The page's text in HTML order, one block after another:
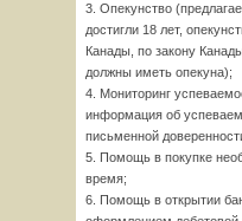
3. Опекунство
достигли 18 лет,
Канады, по закону
должны иметь опекуна);
4. Мониторинг
информация об
письменной
5. Помощь в покупке
время;
6. Помощь в открытии